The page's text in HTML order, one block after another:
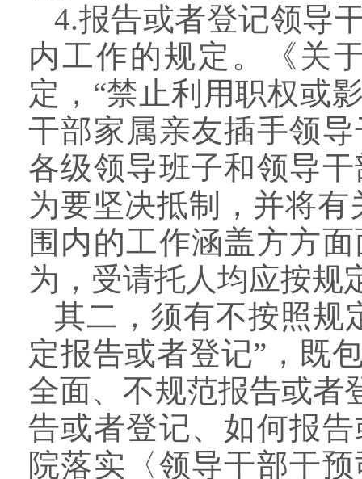
4.报告或者登记领导
内工作的规定。《关
定，“禁止利用职权或
干部家属亲友插手领
各级领导班子和领导
为要坚决抵制，并将
围内的工作涵盖方方
为，受请托人均应按规
其二，须有不按照规
定报告或者登记”，既
全面、不规范报告或者
告或者登记、如何报
院落实〈领导干部干